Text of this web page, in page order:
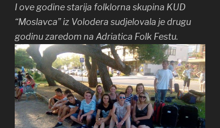
I ove godine starija folklorna skupina KUD
“Moslavca” iz Volodera sudjelovala je drugu
godinu zaredom na Adriatica Folk Festu.